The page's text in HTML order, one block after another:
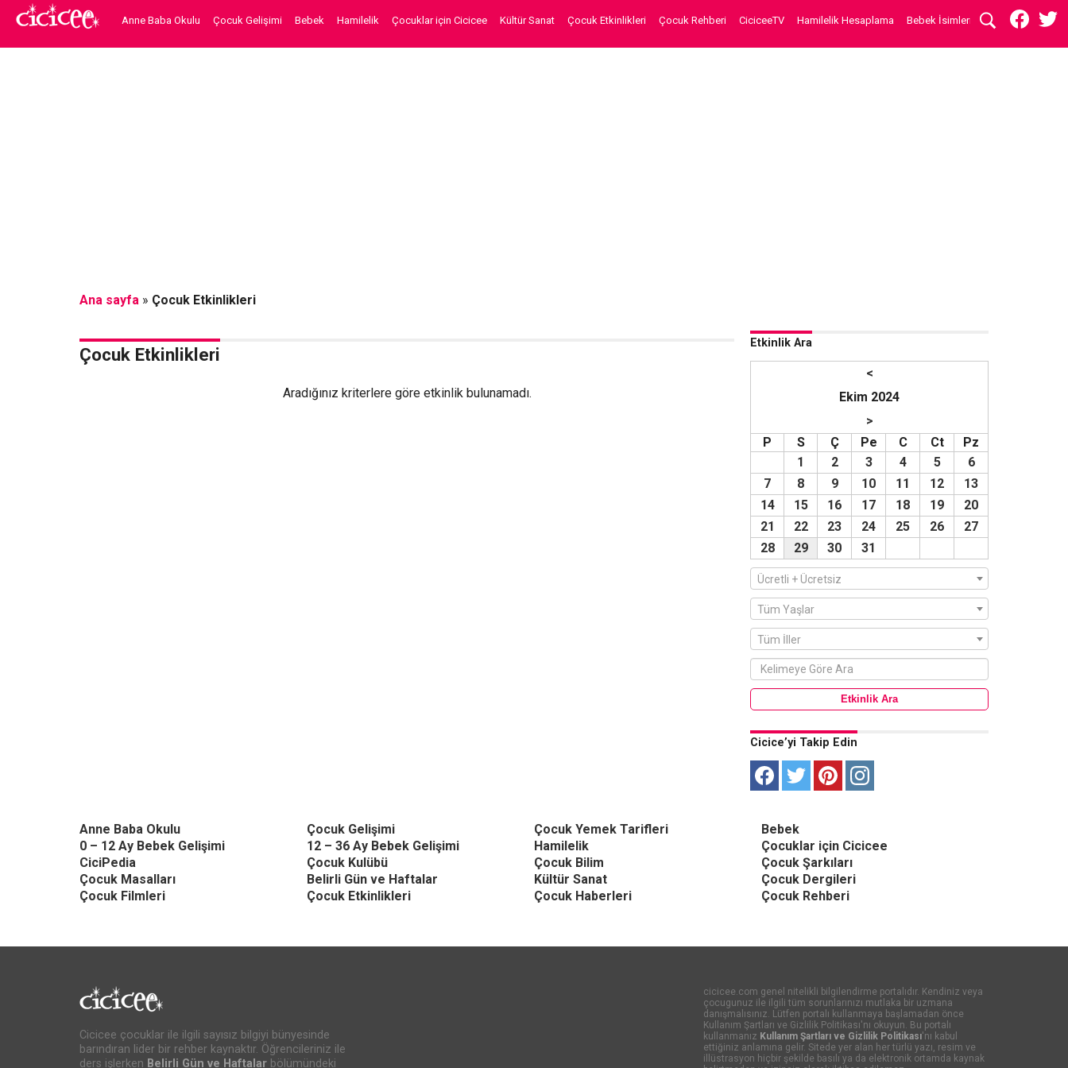
Anne Baba Okulu Çocuk Gelişimi Bebek Hamilelik Çocuklar için Cicicee Kültür Sanat Çocuk Etkinlikleri Çocuk Rehberi CiciceeTV Hamilelik Hesaplama Bebek İsimleri
Ana sayfa » Çocuk Etkinlikleri
Çocuk Etkinlikleri
Aradığınız kriterlere göre etkinlik bulunamadı.
Etkinlik Ara
<
Ekim 2024
>
P
S Ç Pe C Ct
Pz
1
2 3 4 5
6
7
8 9 10 11 12
13
14
15 16 17 18 19
20
21
22 23 24 25 26
27
28
29 30 31
Ücretli + Ücretsiz
Tüm Yaşlar
Tüm İller
Cicice’yi Takip Edin
Anne Baba Okulu Çocuk Gelişimi Çocuk Yemek Tarifleri
Bebek
0 – 12 Ay Bebek Gelişimi
12 – 36 Ay Bebek Gelişimi Hamilelik
Çocuklar için Cicicee
CiciPedia
Çocuk Kulübü Çocuk Bilim
Çocuk Şarkıları
Çocuk Masalları
Belirli Gün ve Haftalar Kültür Sanat
Çocuk Dergileri
Çocuk Filmleri
Çocuk Etkinlikleri Çocuk Haberleri Çocuk Rehberi
Cicicee çocuklar ile ilgili sayısız bilgiyi bünyesinde
barındıran lider bir rehber kaynaktır. Öğrencileriniz ile
ders işlerken Belirli Gün ve Haftalar bölümündeki
cicicee.com genel nitelikli bilgilendirme portalıdır. Kendiniz veya
çocugunuz ile ilgili tüm sorunlarınızı mutlaka bir uzmana
danışmalısınız. Lütfen portalı kullanmaya başlamadan önce
Kullanım Şartları ve Gizlilik Politikası'nı okuyun. Bu portalı
kullanmanız Kullanım Şartları ve Gizlilik Politikası'nı kabul
ettiğiniz anlamına gelir. Sitede yer alan her türlü yazı, resim ve
illüstrasyon hiçbir şekilde basılı ya da elektronik ortamda kaynak